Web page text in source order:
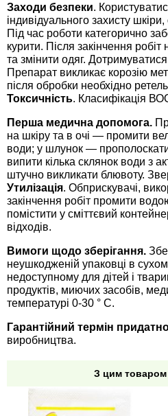
Заходи безпеки.
індивідуального захисту
Під час роботи категорично
курити. Після закінчення
та змінити одяг.
Препарат викликає корозію
після обробки необхідно
Токсичність. Класифікація
Перша медична допомога.
на шкіру та в очі — промити
води; у шлунок —
випити кілька склянок води з
штучно викликати блювоту.
Утилізація. Обприскувачі,
закінчення робіт промити
помістити у сміттєвий
відходів.
Вимоги щодо зберігання.
неушкодженій упаковці в
недоступному для дітей і
продуктів, миючих засобів,
температурі 0-30 ° С.
Гарантійний термін
виробництва.
З цим товаром